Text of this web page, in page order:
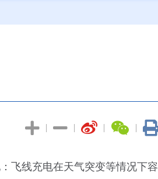
|
|
|
|
飞线充电在天气突变等情况下容